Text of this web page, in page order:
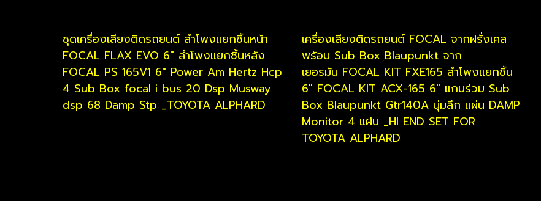
ชุดเครื่องเสียงติดรถยนต์ ลำโพงแยกชิ้นหน้า
FOCAL FLAX EVO 6" ลำโพงแยกชิ้นหลัง
FOCAL PS 165V1 6" Power Am Hertz Hcp
4 Sub Box focal i bus 20 Dsp Musway
dsp 68 Damp Stp _TOYOTA ALPHARD
เครื่องเสียงติดรถยนต์ FOCAL จากฝรั่งเศส
พร้อม Sub Box ฺBlaupunkt จาก
เยอรมัน FOCAL KIT FXE165 ลำโพงแยกชิ้น
6" FOCAL KIT ACX-165 6" แกนร่วม Sub
Box Blaupunkt Gtr140A นุ่มลึก แผ่น DAMP
Monitor 4 แผ่น _HI END SET FOR
TOYOTA ALPHARD